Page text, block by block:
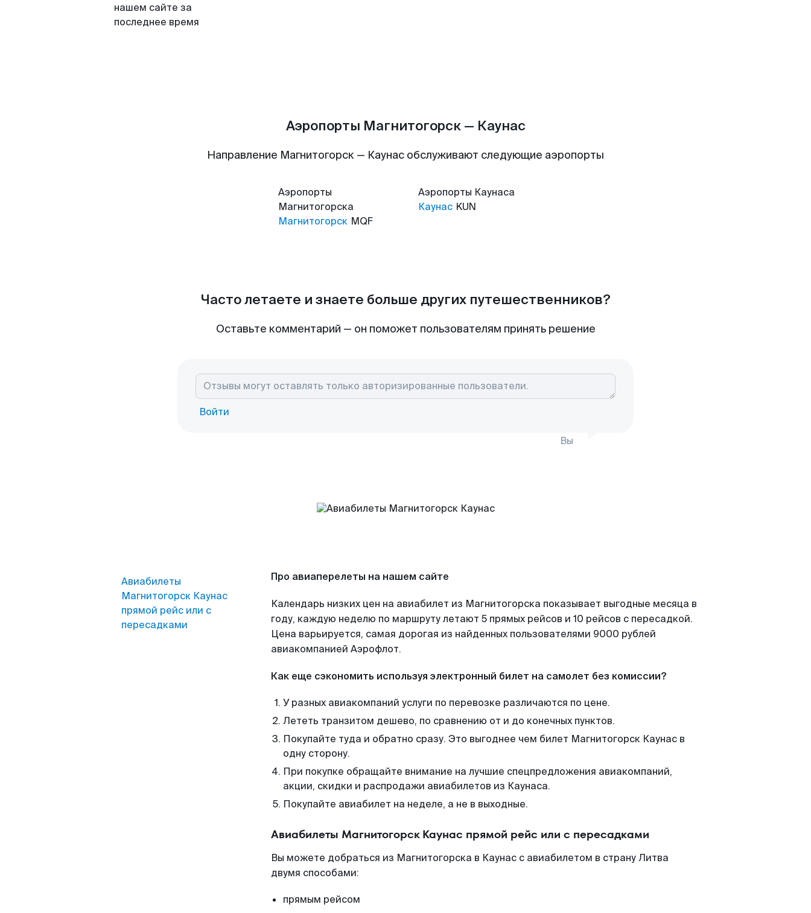
нашем сайте за
последнее время
Аэропорты Магнитогорск — Каунас
Направление Магнитогорск — Каунас обслуживают следующие аэропорты
Аэропорты
Магнитогорска
Магнитогорск MQF
Аэропорты Каунаса
Каунас KUN
Часто летаете и знаете больше других путешественников?
Оставьте комментарий — он поможет пользователям принять решение
Войти
Вы
Авиабилеты
Магнитогорск Каунас
прямой рейс или с
пересадками
Про авиаперелеты на нашем сайте
Календарь низких цен на авиабилет из Магнитогорска показывает выгодные месяца в
году, каждую неделю по маршруту летают 5 прямых рейсов и 10 рейсов с пересадкой.
Цена варьируется, самая дорогая из найденных пользователями 9000 рублей
авиакомпанией Аэрофлот.
Как еще сэкономить используя электронный билет на самолет без комиссии?
У разных авиакомпаний услуги по перевозке различаются по цене.
Лететь транзитом дешево, по сравнению от и до конечных пунктов.
Покупайте туда и обратно сразу. Это выгоднее чем билет Магнитогорск Каунас в
одну сторону.
При покупке обращайте внимание на лучшие спецпредложения авиакомпаний,
акции, скидки и распродажи авиабилетов из Каунаса.
Покупайте авиабилет на неделе, а не в выходные.
Авиабилеты Магнитогорск Каунас прямой рейс или с пересадками
Вы можете добраться из Магнитогорска в Каунас с авиабилетом в страну Литва
двумя способами:
прямым рейсом